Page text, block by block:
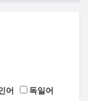
어
독일어